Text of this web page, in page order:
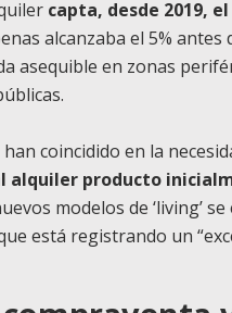
capta, desde 2019,
alcanzaba el 5%
asequible en zonas
coincidido en la
alquiler producto
modelos de ‘living’
está registrando un